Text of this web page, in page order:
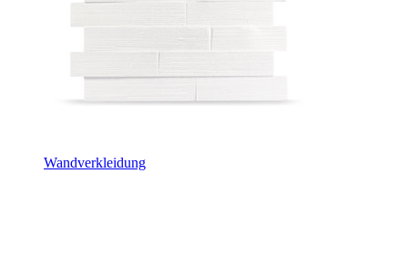
Wandverkleidung